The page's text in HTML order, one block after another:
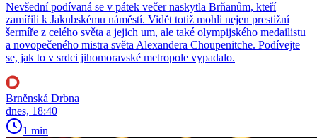
Nevšední podívaná se v pátek večer naskytla Brňanům, kteří
zamířili k Jakubskému náměstí. Vidět totiž mohli nejen prestižní
šermíře z celého světa a jejich um, ale také olympijského medailistu
a novopečeného mistra světa Alexandera Choupenitche. Podívejte
se, jak to v srdci jihomoravské metropole vypadalo.
Brněnská Drbna
dnes, 18:40
1 min